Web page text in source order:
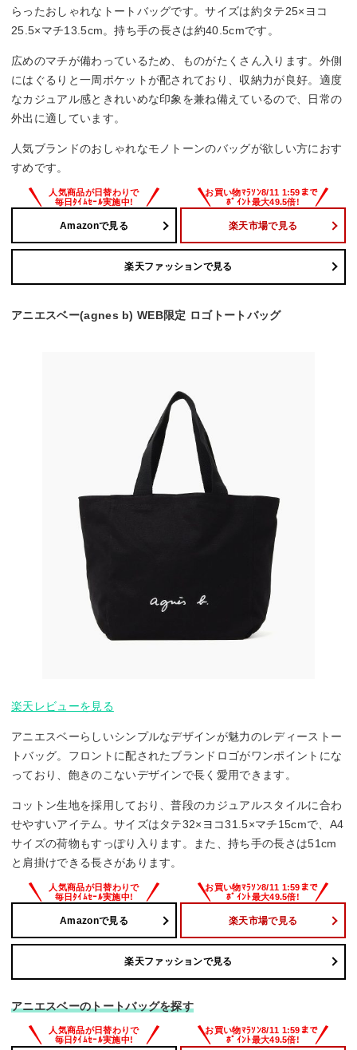
らったおしゃれなトートバッグです。サイズは約タテ25×ヨコ
25.5×マチ13.5cm。持ち手の長さは約40.5cmです。
広めのマチが備わっているため、ものがたくさん入ります。外側
にはぐるりと一周ポケットが配されており、収納力が良好。適度
なカジュアル感ときれいめな印象を兼ね備えているので、日常の
外出に適しています。
人気ブランドのおしゃれなモノトーンのバッグが欲しい方におす
すめです。
Amazonで見る 楽天市場で見る
楽天ファッションで見る
アニエスベー(agnes b) WEB限定 ロゴトートバッグ
楽天レビューを見る
アニエスベーらしいシンプルなデザインが魅力のレディーストー
トバッグ。フロントに配されたブランドロゴがワンポイントにな
っており、飽きのこないデザインで長く愛用できます。
コットン生地を採用しており、普段のカジュアルスタイルに合わ
せやすいアイテム。サイズはタテ32×ヨコ31.5×マチ15cmで、A4
サイズの荷物もすっぽり入ります。また、持ち手の長さは51cm
と肩掛けできる長さがあります。
Amazonで見る 楽天市場で見る
楽天ファッションで見る
アニエスベーのトートバッグを探す